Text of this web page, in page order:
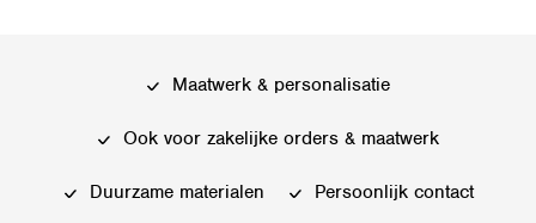
worden
optie
kan
worden
Maatwerk & personalisatie
Ook voor zakelijke orders & maatwerk
Duurzame materialen Persoonlijk contact